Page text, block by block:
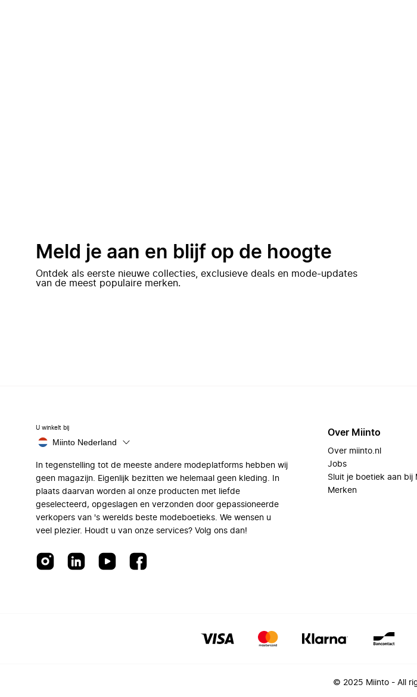
Meld je aan en blijf op de hoogte
Ontdek als eerste nieuwe collecties, exclusieve deals en mode-updates
van de meest populaire merken.
U winkelt bij
Miinto Nederland
In tegenstelling tot de meeste andere modeplatforms hebben wij
geen magazijn. Eigenlijk bezitten we helemaal geen kleding. In
plaats daarvan worden al onze producten met liefde
geselecteerd, opgeslagen en verzonden door gepassioneerde
verkopers van 's werelds beste modeboetieks. We wensen u
veel plezier. Houdt u van onze services? Volg ons dan!
Over Miinto
Over miinto.nl
Jobs
Sluit je boetiek aan bij
Merken
© 2025 Miinto - All